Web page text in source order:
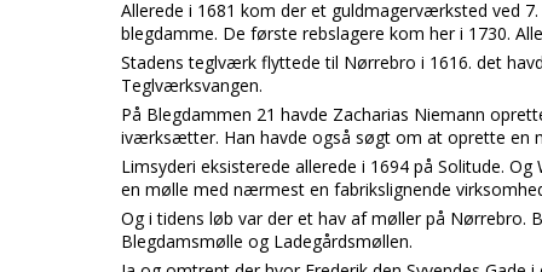
Allerede i 1681 kom der et guldmagerværksted ved
blegdamme. De første rebslagere kom her i 1730.
Stadens teglværk flyttede til Nørrebro i 1616. det
Teglværksvangen.
På Blegdammen 21 havde Zacharias Niemann
iværksætter. Han havde også søgt om at oprette en
Limsyderi eksisterede allerede i 1694 på Solitude.
en mølle med nærmest en fabrikslignende
Og i tidens løb var der et hav af møller på Nørrebro.
Blegdamsmølle og Ladegårdsmøllen.